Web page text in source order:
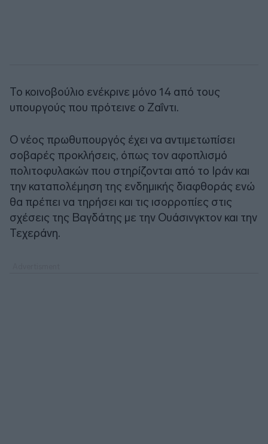
Το κοινοβούλιο ενέκρινε μόνο 14 από τους
υπουργούς που πρότεινε ο Ζαΐντι.
Ο νέος πρωθυπουργός έχει να αντιμετωπίσει
σοβαρές προκλήσεις, όπως τον αφοπλισμό
πολιτοφυλακών που στηρίζονται από το Ιράν και
την καταπολέμηση της ενδημικής διαφθοράς ενώ
θα πρέπει να τηρήσει και τις ισορροπίες στις
σχέσεις της Βαγδάτης με την Ουάσινγκτον και την
Τεχεράνη.